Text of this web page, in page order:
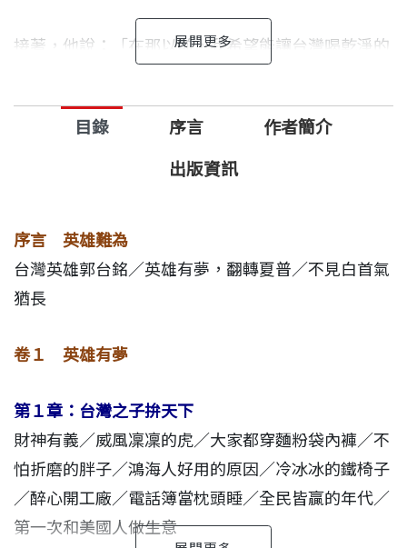
接著，他說：「在那以前，我希望能讓台灣喝乾淨的
灣一個更好的社會，如北歐小國。」
七歲定終生，郭台銘從小跟著外祖母到附近的市場，
品可用。
2016年，他入主夏普，被喻為日本第三次開國。也是
進國家技術轉移，而要在日本崢嶸頭角。
鴻海，歷經43年不懈奮鬥，從10萬元起家往10兆營
業額邁進。面對突飛猛進的科技發展，機器人、雲
端、大數據隱然是未來新主流，愈來愈龐大的鴻海集
團將如何彈性靈活、迅猛出擊？
目錄 序言 作者簡介
出版資訊
序言 英雄難為
台灣英雄郭台銘／英雄有夢，翻轉夏普／不見白首氣
猶長
卷１ 英雄有夢
第１章：台灣之子拚天下
財神有義／威風凜凜的虎／大家都穿麵粉袋內褲／不
怕折磨的胖子／鴻海人好用的原因／冷冰冰的鐵椅子
／醉心開工廠／電話簿當枕頭睡／全民皆贏的年代／
第一次和美國人做生意